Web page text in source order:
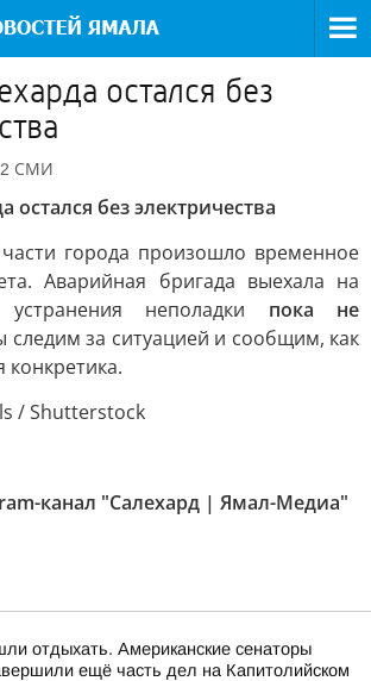
остался без
СМИ
остался без электричества
города произошло временное
Аварийная бригада выехала на
неполадки пока не
следим за ситуацией и сообщим, как
конкретика.
/ Shutterstock
канал "Салехард | Ямал-Медиа"
отдыхать. Американские сенаторы
ещё часть дел на Капитолийском